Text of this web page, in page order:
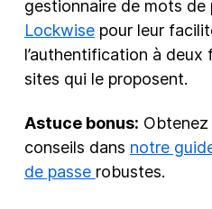
gestionnaire de mots de
Lockwisepour leur
l’authentification à
sites qui le proposent.
Astuce bonus:
conseils dans notre
de passe robustes.